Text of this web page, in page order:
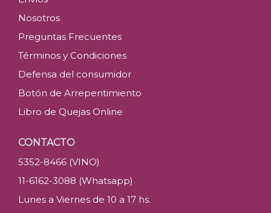
Nosotros
Preguntas Frecuentes
Términos y Condiciones
Defensa del consumidor
Botón de Arrepentimiento
Libro de Quejas Online
CONTACTO
5352-8466 (VINO)
11-6162-3088 (Whatsapp)
Lunes a Viernes de 10 a 17 hs.